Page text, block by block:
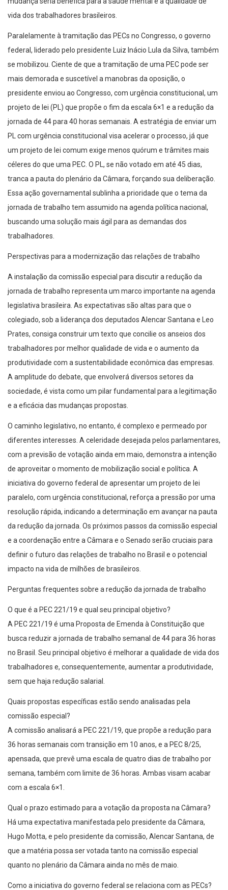
vida dos trabalhadores brasileiros.
Paralelamente à tramitação das PECs no Congresso, o governo
federal, liderado pelo presidente Luiz Inácio Lula da Silva, também
se mobilizou. Ciente de que a tramitação de uma PEC pode ser
mais demorada e suscetível a manobras da oposição, o
presidente enviou ao Congresso, com urgência constitucional, um
projeto de lei (PL) que propõe o fim da escala 6×1 e a redução da
jornada de 44 para 40 horas semanais. A estratégia de enviar um
PL com urgência constitucional visa acelerar o processo, já que
um projeto de lei comum exige menos quórum e trâmites mais
céleres do que uma PEC. O PL, se não votado em até 45 dias,
tranca a pauta do plenário da Câmara, forçando sua deliberação.
Essa ação governamental sublinha a prioridade que o tema da
jornada de trabalho tem assumido na agenda política nacional,
buscando uma solução mais ágil para as demandas dos
trabalhadores.
Perspectivas para a modernização das relações de trabalho
A instalação da comissão especial para discutir a redução da
jornada de trabalho representa um marco importante na agenda
legislativa brasileira. As expectativas são altas para que o
colegiado, sob a liderança dos deputados Alencar Santana e Leo
Prates, consiga construir um texto que concilie os anseios dos
trabalhadores por melhor qualidade de vida e o aumento da
produtividade com a sustentabilidade econômica das empresas.
A amplitude do debate, que envolverá diversos setores da
sociedade, é vista como um pilar fundamental para a legitimação
e a eficácia das mudanças propostas.
O caminho legislativo, no entanto, é complexo e permeado por
diferentes interesses. A celeridade desejada pelos parlamentares,
com a previsão de votação ainda em maio, demonstra a intenção
de aproveitar o momento de mobilização social e política. A
iniciativa do governo federal de apresentar um projeto de lei
paralelo, com urgência constitucional, reforça a pressão por uma
resolução rápida, indicando a determinação em avançar na pauta
da redução da jornada. Os próximos passos da comissão especial
e a coordenação entre a Câmara e o Senado serão cruciais para
definir o futuro das relações de trabalho no Brasil e o potencial
impacto na vida de milhões de brasileiros.
Perguntas frequentes sobre a redução da jornada de trabalho
O que é a PEC 221/19 e qual seu principal objetivo?
A PEC 221/19 é uma Proposta de Emenda à Constituição que
busca reduzir a jornada de trabalho semanal de 44 para 36 horas
no Brasil. Seu principal objetivo é melhorar a qualidade de vida dos
trabalhadores e, consequentemente, aumentar a produtividade,
sem que haja redução salarial.
Quais propostas específicas estão sendo analisadas pela
comissão especial?
A comissão analisará a PEC 221/19, que propõe a redução para
36 horas semanais com transição em 10 anos, e a PEC 8/25,
apensada, que prevê uma escala de quatro dias de trabalho por
semana, também com limite de 36 horas. Ambas visam acabar
com a escala 6×1.
Qual o prazo estimado para a votação da proposta na Câmara?
Há uma expectativa manifestada pelo presidente da Câmara,
Hugo Motta, e pelo presidente da comissão, Alencar Santana, de
que a matéria possa ser votada tanto na comissão especial
quanto no plenário da Câmara ainda no mês de maio.
Como a iniciativa do governo federal se relaciona com as PECs?